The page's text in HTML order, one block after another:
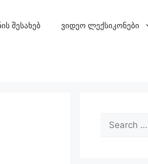
შესახებ ვიდეო ლექსიკონები